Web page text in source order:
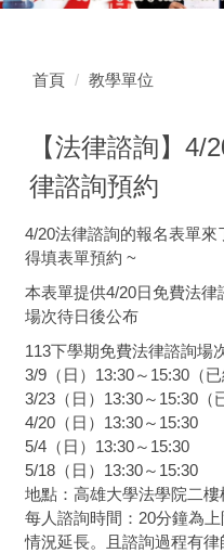
首頁 教學單位
【法律諮詢】4/
律諮詢預約
4/20法律諮詢的報名表單
得填表單預約 ~
本表單提供4/20日免費法
場次待日後公布
113下學期免費法律諮詢場
3/9（日）13:30～15:30（已
3/23（日）13:30～15:30（
4/20（日）13:30～15:30
5/4（日）13:30～15:30
5/18（日）13:30～15:30
地點：高雄大學法學院二
每人諮詢時間：20分鐘為
情況延長。且諮詢過程有律